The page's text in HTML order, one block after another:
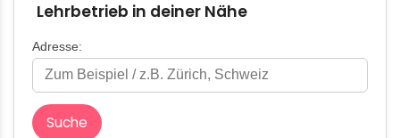
Lehrbetrieb in deiner Nähe
Adresse:
Suche